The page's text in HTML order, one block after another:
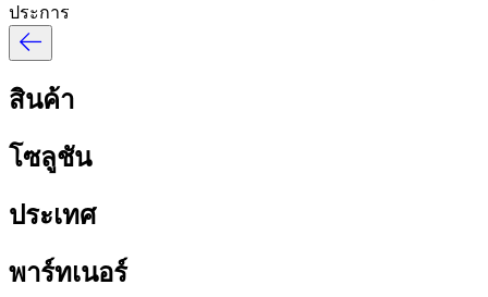
ประการ​​
สินค้า​​
โซลูชัน​​
ประเทศ​​
พาร์ทเนอร์​​